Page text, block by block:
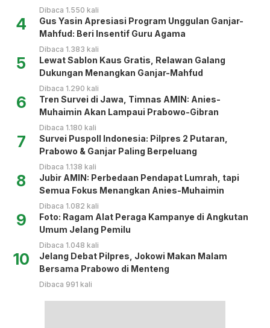
Dibaca 1.550 kali
4
Gus Yasin Apresiasi Program Unggulan Ganjar-
Mahfud: Beri Insentif Guru Agama
Dibaca 1.383 kali
5
Lewat Sablon Kaus Gratis, Relawan Galang
Dukungan Menangkan Ganjar-Mahfud
Dibaca 1.290 kali
6
Tren Survei di Jawa, Timnas AMIN: Anies-
Muhaimin Akan Lampaui Prabowo-Gibran
Dibaca 1.180 kali
7
Survei Puspoll Indonesia: Pilpres 2 Putaran,
Prabowo & Ganjar Paling Berpeluang
Dibaca 1.138 kali
8
Jubir AMIN: Perbedaan Pendapat Lumrah, tapi
Semua Fokus Menangkan Anies-Muhaimin
Dibaca 1.082 kali
9
Foto: Ragam Alat Peraga Kampanye di Angkutan
Umum Jelang Pemilu
Dibaca 1.048 kali
10
Jelang Debat Pilpres, Jokowi Makan Malam
Bersama Prabowo di Menteng
Dibaca 991 kali